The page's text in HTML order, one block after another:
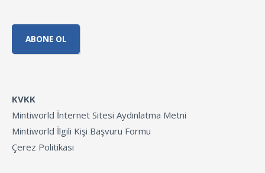
KVKK
Mintiworld İnternet Sitesi Aydınlatma Metni
Mintiworld İlgili Kişi Başvuru Formu
Çerez Politikası